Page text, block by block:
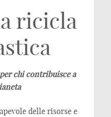
ricicla
chi contribuisce a
delle risorse e